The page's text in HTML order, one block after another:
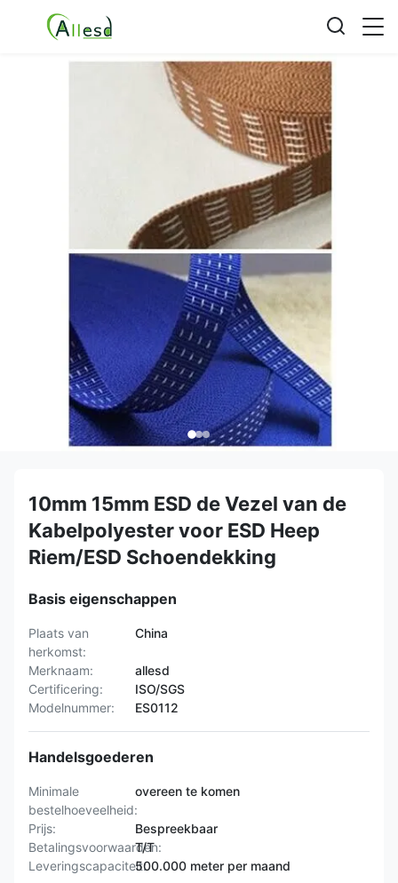
10mm 15mm ESD de Vezel van de
Kabelpolyester voor ESD Heep
Riem/ESD Schoendekking
Basis eigenschappen
Plaats van
herkomst:
China
Merknaam:
allesd
Certificering:
ISO/SGS
Modelnummer:
ES0112
Handelsgoederen
Minimale
bestelhoeveelheid:
overeen te komen
Prijs:
Bespreekbaar
Betalingsvoorwaarden:
T/T
Leveringscapaciteit:500.000 meter per maand